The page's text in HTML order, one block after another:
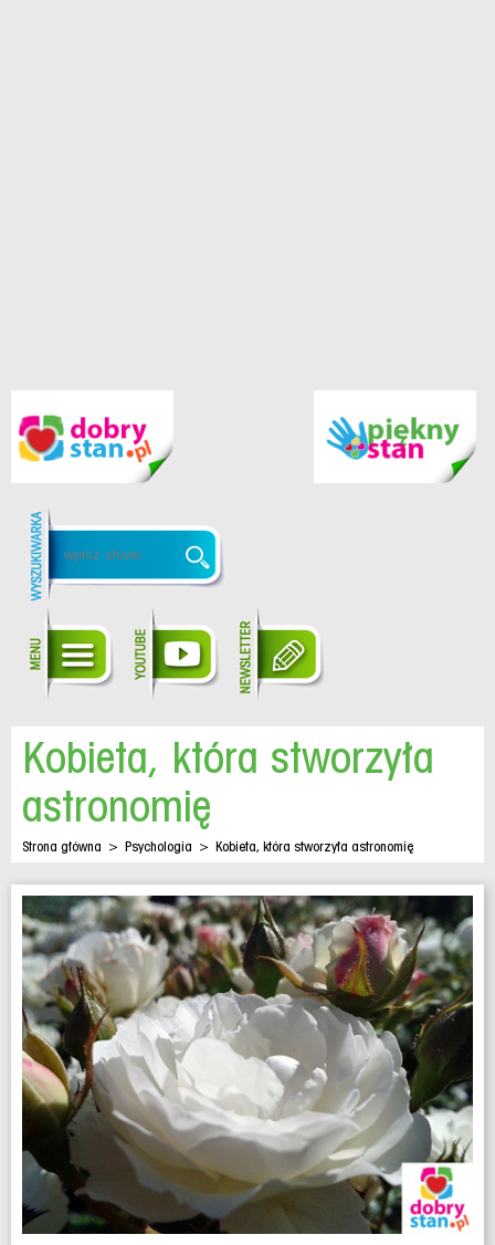
Kobieta, która stworzyła
astronomię
Strona główna > Psychologia > Kobieta, która stworzyła astronomię